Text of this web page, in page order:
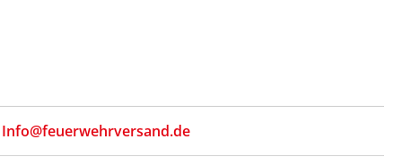
Info@feuerwehrversand.de